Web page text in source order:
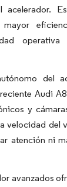
del
Audi
y
velocidad del
atención ni
avanzados